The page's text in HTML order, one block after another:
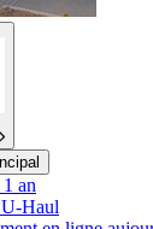
an
U-Haul